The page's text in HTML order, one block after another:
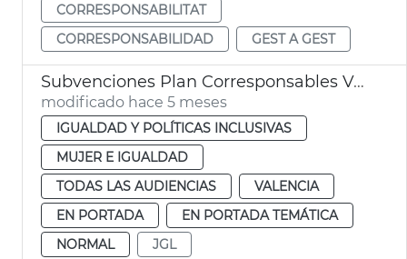
CORRESPONSABILITAT
CORRESPONSABILIDAD
GEST A GEST
Subvenciones Plan Corresponsables València
modificado hace 5 meses
IGUALDAD Y POLÍTICAS INCLUSIVAS
MUJER E IGUALDAD
TODAS LAS AUDIENCIAS
VALENCIA
EN PORTADA
EN PORTADA TEMÁTICA
NORMAL
JGL